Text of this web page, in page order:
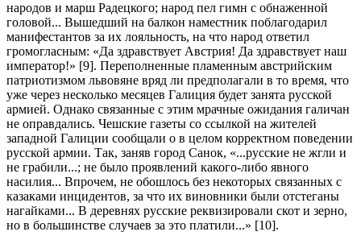
народов и марш Радецкого; народ пел гимн с обнаженной
головой... Вышедший на балкон наместник поблагодарил
манифестантов за их лояльность, на что народ ответил
громогласным: «Да здравствует Австрия! Да здравствует наш
император!» [9]. Переполненные пламенным австрийским
патриотизмом львовяне вряд ли предполагали в то время, что
уже через несколько месяцев Галиция будет занята русской
армией. Однако связанные с этим мрачные ожидания галичан
не оправдались. Чешские газеты со ссылкой на жителей
западной Галиции сообщали о в целом корректном поведении
русской армии. Так, заняв город Санок, «...русские не жгли и
не грабили...; не было проявлений какого-либо явного
насилия... Впрочем, не обошлось без некоторых связанных с
казаками инцидентов, за что их виновники были отстеганы
нагайками... В деревнях русские реквизировали скот и зерно,
но в большинстве случаев за это платили...» [10].